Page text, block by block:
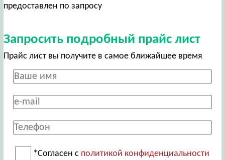
предоставлен по запросу
Запросить подробный прайс лист
Прайс лист вы получите в самое ближайшее время
*Согласен с политикой конфиденциальности